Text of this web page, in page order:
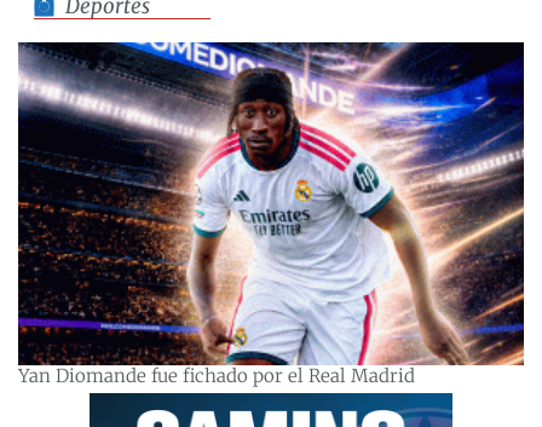
Deportes
Yan Diomande fue fichado por el Real Madrid